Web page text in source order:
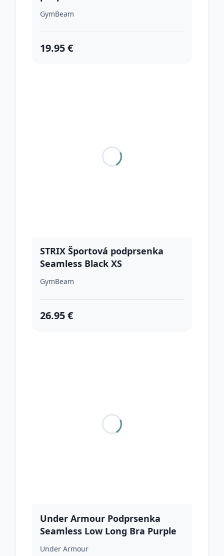
GymBeam
19.95 €
STRIX Športová podprsenka
Seamless Black XS
GymBeam
26.95 €
Under Armour Podprsenka
Seamless Low Long Bra Purple
LL
Under Armour